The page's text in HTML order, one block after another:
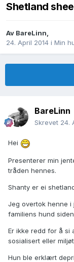
Shetland
Av BareLinn,
24. April 2014 i Min
BareLinn
Skrevet 24.
Hei
Presenterer min
tråden hennes.
Shanty er ei
Jeg overtok henne
familiens hund
Er ikke redd for å si
sosialisert eller
Hun ble erklært